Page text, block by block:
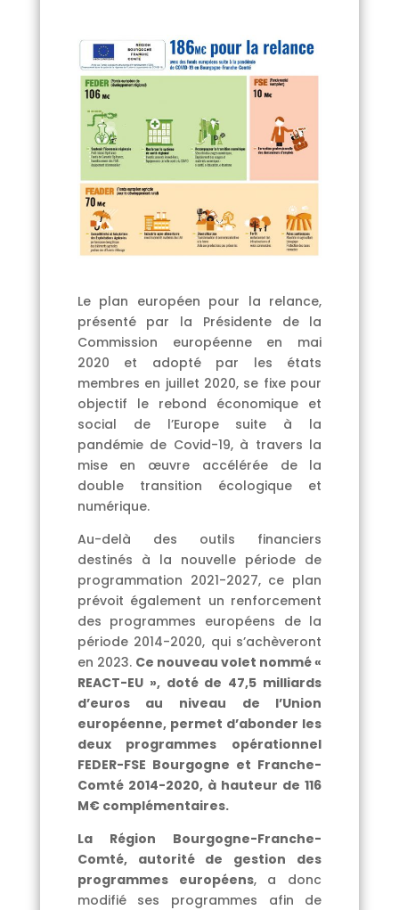
Le plan européen pour la relance,
présenté par la Présidente de la
Commission européenne en mai
2020 et adopté par les états
membres en juillet 2020, se fixe pour
objectif le rebond économique et
social de l’Europe suite à la
pandémie de Covid-19, à travers la
mise en œuvre accélérée de la
double transition écologique et
numérique.
Au-delà des outils financiers
destinés à la nouvelle période de
programmation 2021-2027, ce plan
prévoit également un renforcement
des programmes européens de la
période 2014-2020, qui s’achèveront
en 2023. Ce nouveau volet nommé «
REACT-EU », doté de 47,5 milliards
d’euros au niveau de l’Union
européenne, permet d’abonder les
deux programmes opérationnel
FEDER-FSE Bourgogne et Franche-
Comté 2014-2020, à hauteur de 116
M€ complémentaires.
La Région Bourgogne-Franche-
Comté, autorité de gestion des
programmes européens, a donc
modifié ses programmes afin de